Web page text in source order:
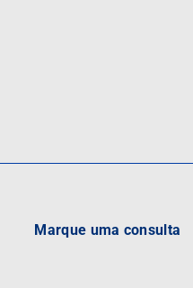
Marque uma consulta